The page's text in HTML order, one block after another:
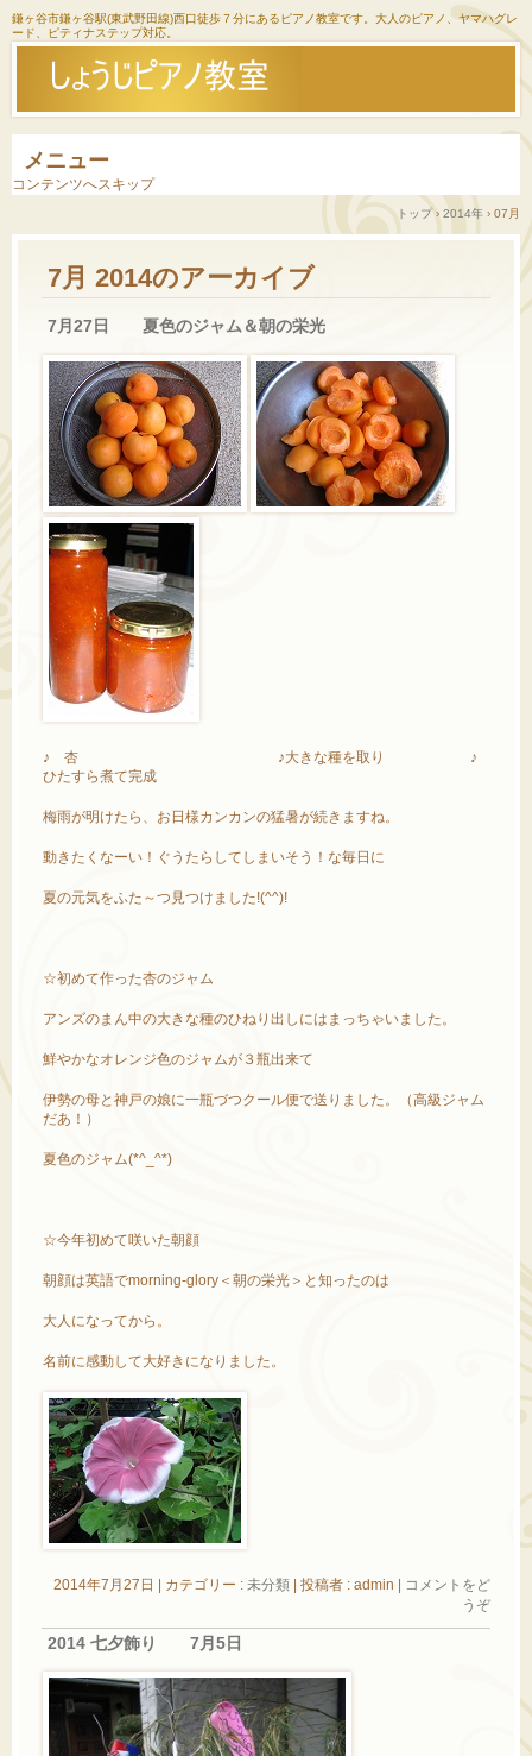
鎌ヶ谷市鎌ヶ谷駅(東武野田線)西口徒歩７分にあるピアノ教室です。大人のピアノ、ヤマハグレ
ード、ピティナステップ対応。
メニュー
コンテンツへスキップ
トップ › 2014年 › 07月
7月 2014のアーカイブ
7月27日 夏色のジャム＆朝の栄光
♪ 杏 ♪大きな種を取り ♪
ひたすら煮て完成
梅雨が明けたら、お日様カンカンの猛暑が続きますね。
動きたくなーい！ぐうたらしてしまいそう！な毎日に
夏の元気をふた～つ見つけました!(^^)!
☆初めて作った杏のジャム
アンズのまん中の大きな種のひねり出しにはまっちゃいました。
鮮やかなオレンジ色のジャムが３瓶出来て
伊勢の母と神戸の娘に一瓶づつクール便で送りました。（高級ジャム
だあ！）
夏色のジャム(*^_^*)
☆今年初めて咲いた朝顔
朝顔は英語でmorning-glory＜朝の栄光＞と知ったのは
大人になってから。
名前に感動して大好きになりました。
2014年7月27日 | カテゴリー : 未分類 | 投稿者 : admin | コメントをど
うぞ
2014 七夕飾り 7月5日